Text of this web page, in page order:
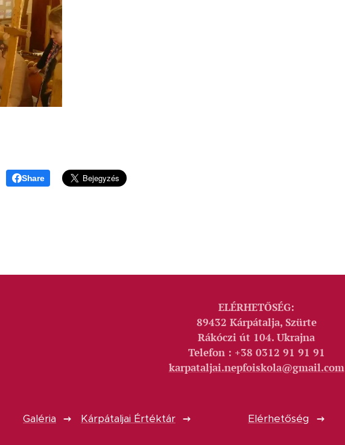
Share
ELÉRHETŐSÉG:
89432 Kárpátalja, Szürte
Rákóczi út 104. Ukrajna
Telefon : +38 0312 91 91 91
karpataljai.nepfoiskola@gmail.com
Galéria Kárpátaljai Értéktár Elérhetőség